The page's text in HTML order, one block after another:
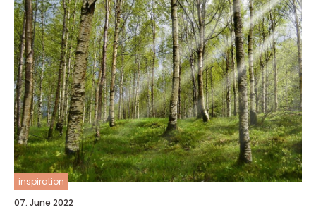
inspiration
07. June 2022